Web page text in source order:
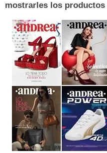
mostrarles los